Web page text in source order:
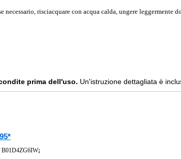
risciacquare con acqua calda, ungere leggermente
prima dell'uso. Un'istruzione dettagliata è
B01D4ZG6IW;